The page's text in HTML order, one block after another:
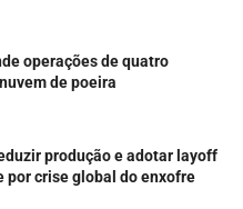
operações de quatro
de poeira
produção e adotar layoff
por crise global do enxofre